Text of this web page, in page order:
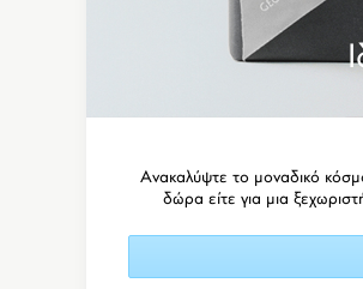
Ανακαλύψτε το μοναδικό
δώρα είτε για μια